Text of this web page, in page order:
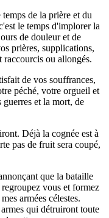
de la prière et du
le temps d'implorer la
de douleur et de
prières, supplications,
raccourcis ou allongés.
de vos souffrances,
péché, votre orgueil et
et la mort, de
Déjà la cognée est à
pas de fruit sera coupé,
que la bataille
vous et formez
armées célestes.
qui détruiront toute